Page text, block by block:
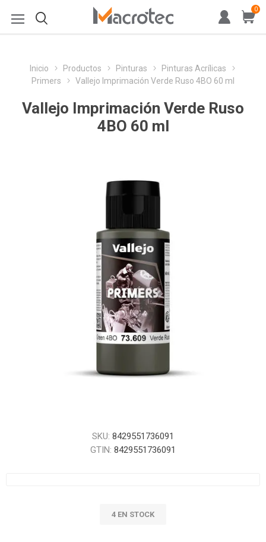
0
Inicio Productos Pinturas
Pinturas Acrílicas
Primers
Vallejo Imprimación Verde Ruso 4BO 60 ml
Vallejo Imprimación Verde Ruso
4BO 60 ml
SKU: 8429551736091
GTIN: 8429551736091
4 EN STOCK